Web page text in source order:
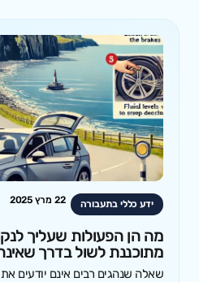
ידע כללי בתעבורה 22 מרץ 2025
מה הן הפעולות שעליך
מתוכננת לשול בדרך
שאלה שנהגים רבים אינם יודעים